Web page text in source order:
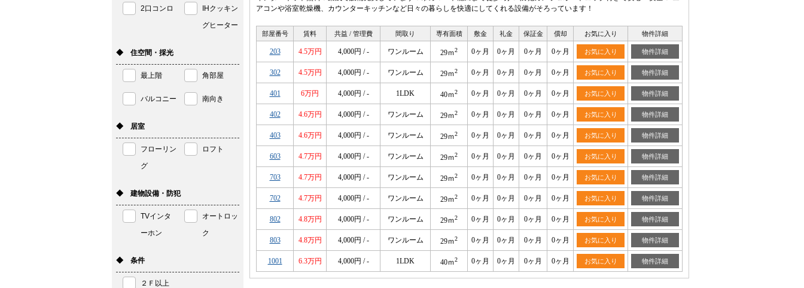
アコンや浴室乾燥機、カウンターキッチンなど日々の暮らしを快適にしてくれる設備がそろっています！
部屋番号 賃料 共益 / 管理費 間取り 専有面積 敷金 礼金 保証金 償却 お気に入り 物件詳細
203 4.5万円 4,000円 / - ワンルーム 29ｍ2 0ヶ月 0ヶ月 0ヶ月 0ヶ月 お気に入り 物件詳細
302 4.5万円 4,000円 / - ワンルーム 29ｍ2 0ヶ月 0ヶ月 0ヶ月 0ヶ月 お気に入り 物件詳細
401 6万円 4,000円 / - 1LDK 40ｍ2 0ヶ月 0ヶ月 0ヶ月 0ヶ月 お気に入り 物件詳細
402 4.6万円 4,000円 / - ワンルーム 29ｍ2 0ヶ月 0ヶ月 0ヶ月 0ヶ月 お気に入り 物件詳細
403 4.6万円 4,000円 / - ワンルーム 29ｍ2 0ヶ月 0ヶ月 0ヶ月 0ヶ月 お気に入り 物件詳細
603 4.7万円 4,000円 / - ワンルーム 29ｍ2 0ヶ月 0ヶ月 0ヶ月 0ヶ月 お気に入り 物件詳細
703 4.7万円 4,000円 / - ワンルーム 29ｍ2 0ヶ月 0ヶ月 0ヶ月 0ヶ月 お気に入り 物件詳細
702 4.7万円 4,000円 / - ワンルーム 29ｍ2 0ヶ月 0ヶ月 0ヶ月 0ヶ月 お気に入り 物件詳細
802 4.8万円 4,000円 / - ワンルーム 29ｍ2 0ヶ月 0ヶ月 0ヶ月 0ヶ月 お気に入り 物件詳細
803 4.8万円 4,000円 / - ワンルーム 29ｍ2 0ヶ月 0ヶ月 0ヶ月 0ヶ月 お気に入り 物件詳細
1001 6.3万円 4,000円 / - 1LDK 40ｍ2 0ヶ月 0ヶ月 0ヶ月 0ヶ月 お気に入り 物件詳細
2口コンロ
IHクッキン
グヒーター
◆ 住空間・採光
最上階 角部屋
バルコニー 南向き
◆ 居室
フローリン
グ
ロフト
◆ 建物設備・防犯
TVインタ
ーホン
オートロッ
ク
◆ 条件
２Ｆ以上